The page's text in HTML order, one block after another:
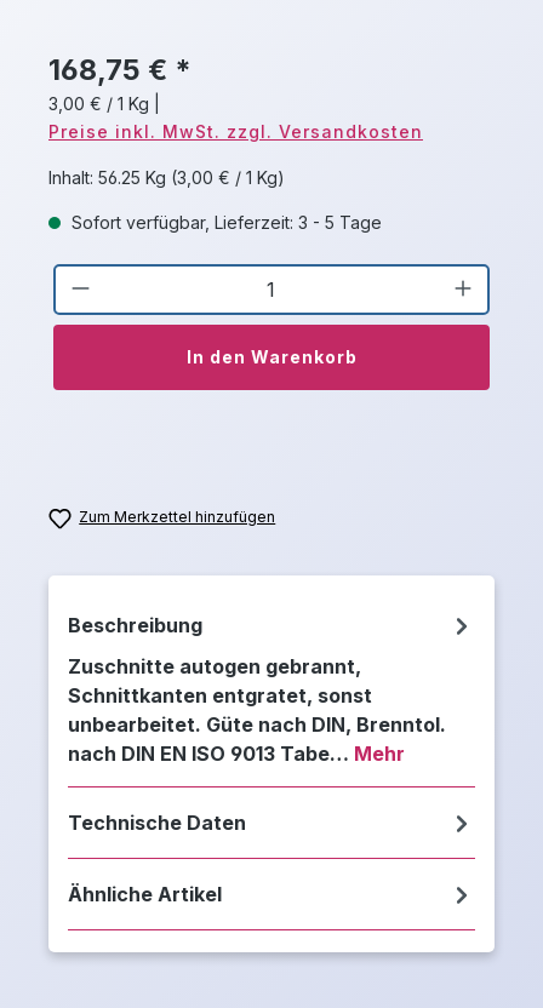
168,75 € *
3,00 € / 1 Kg
Preise inkl. MwSt. zzgl. Versandkosten
Inhalt: 56.25 Kg (3,00 € / 1 Kg)
Sofort verfügbar, Lieferzeit: 3 - 5 Tage
Produkt Anzahl: Gib den
In den Warenkorb
Zum Merkzettel hinzufügen
Beschreibung
Zuschnitte autogen gebrannt,
Schnittkanten entgratet, sonst
unbearbeitet. Güte nach DIN, Brenntol.
nach DIN EN ISO 9013 Tabe… Mehr
Technische Daten
Ähnliche Artikel